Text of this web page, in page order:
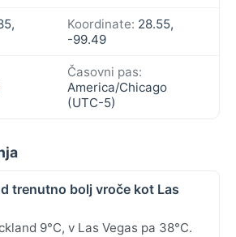
Koordinate: 28.55,
-99.49
Časovni pas:
America/Chicago
(UTC-5)
trenutno bolj vroče kot Las
9°C, v Las Vegas pa 38°C.